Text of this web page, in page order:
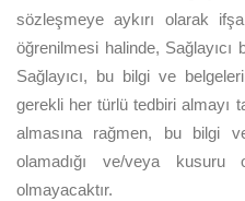
sözleşmeye aykırı olarak
öğrenilmesi halinde, Sağlayıcı
Sağlayıcı, bu bilgi ve
gerekli her türlü tedbiri almayı
almasına rağmen, bu bilgi
olamadığı ve/veya kusuru
olmayacaktır.